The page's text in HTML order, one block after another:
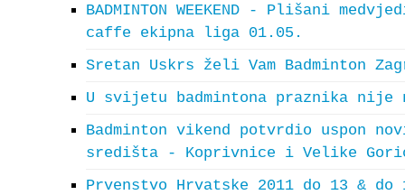
BADMINTON WEEKEND - Plišani
caffe ekipna liga 01.05.
Sretan Uskrs želi Vam Badminton
U svijetu badmintona praznika
Badminton vikend potvrdio uspon
središta - Koprivnice i Velike
Prvenstvo Hrvatske 2011 do 13 &